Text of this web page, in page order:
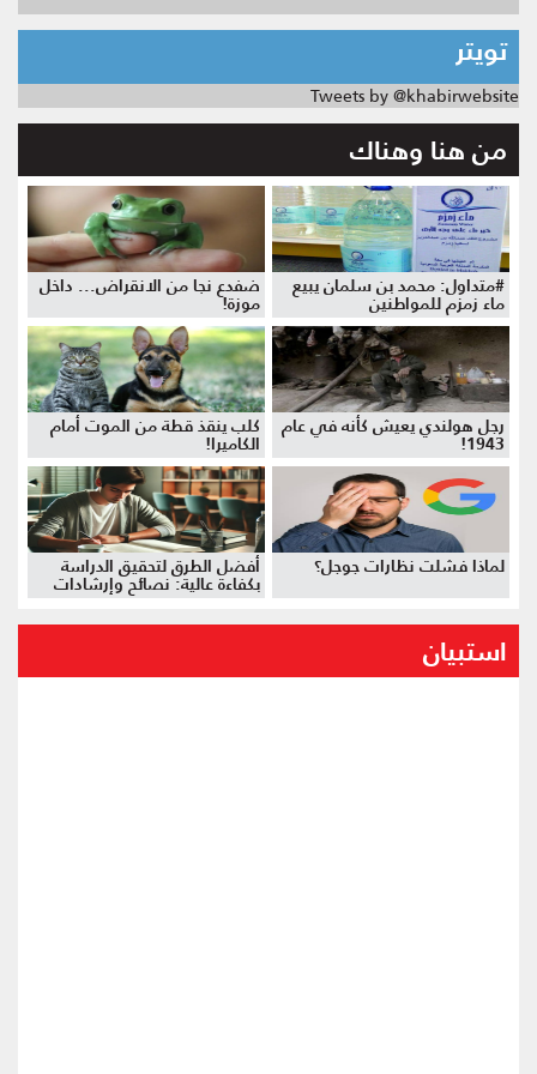
تويتر
Tweets by @khabirwebsite
من هنا وهناك
#متداول: محمد بن سلمان يبيع
ماء زمزم للمواطنين
ضفدع نجا من الانقراض... داخل
موزة!
رجل هولندي يعيش كأنه في عام
1943!
كلب ينقذ قطة من الموت أمام
الكاميرا!
لماذا فشلت نظارات جوجل؟ أفضل الطرق لتحقيق الدراسة
بكفاءة عالية: نصائح وإرشادات
استبيان